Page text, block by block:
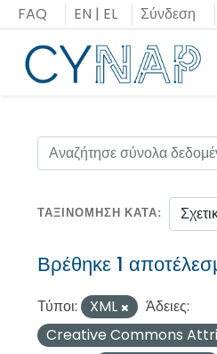
Μεταπήδηση
στο
περιεχόμενο
FAQ EN | EL Σύνδεση
ΤΑΞΙΝΌΜΗΣΗ ΚΑΤΆ
Βρέθηκε 1
Τύποι: XML
Άδειες:
Creative Commons